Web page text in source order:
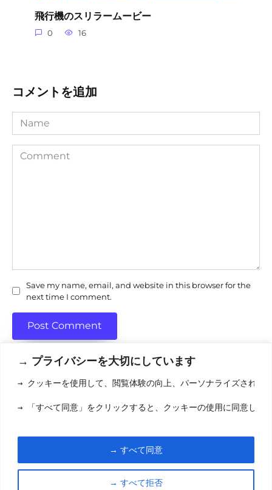
→ プライバシーを大切にしています
→ クッキーを使用して、閲覧体験の向上、パーソナライズされた
→ 「すべて同意」をクリックすると、クッキーの使用に同意した
→ すべて拒否
→ すべて同意
飛行機のスリラームービー
0 16
コメントを追加
Name
Comment
Save my name, email, and website in this browser for the
next time I comment.
利用規約(りようきやく
© 2026 eigamori.com